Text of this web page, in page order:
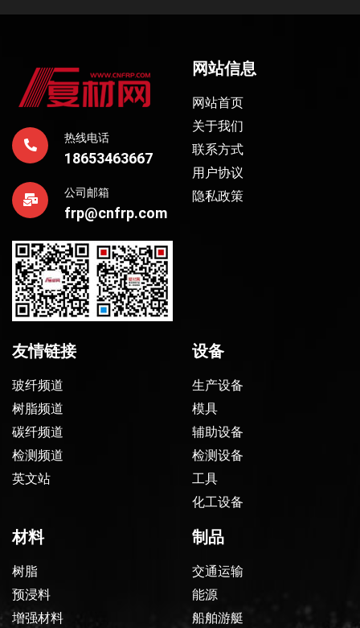
热线电话
18653463667
公司邮箱
frp@cnfrp.com
网站信息
网站首页
关于我们
联系方式
用户协议
隐私政策
友情链接
玻纤频道
树脂频道
碳纤频道
检测频道
英文站
设备
生产设备
模具
辅助设备
检测设备
工具
化工设备
材料
树脂
预浸料
增强材料
制品
交通运输
能源
船舶游艇